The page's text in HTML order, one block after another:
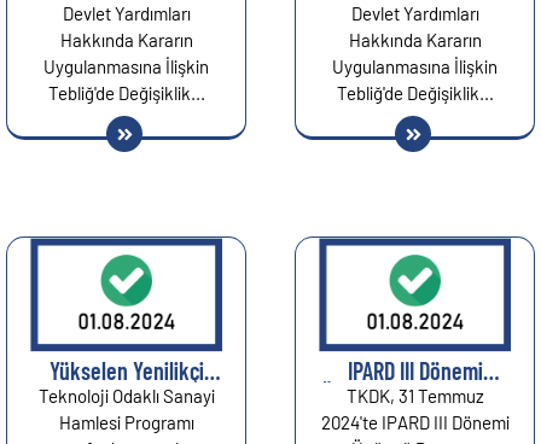
Devlet Yardımları
Hakkında Kararın
Uygulanmasına İlişkin
Tebliğ'de Değişiklik...
Devlet Yardımları
Hakkında Kararın
Uygulanmasına İlişkin
Tebliğ'de Değişiklik...
Yükselen Yenilikçi
Teknolojiler Çağrısı:
Teknoloji Odaklı
Teknoloji Odaklı Sanayi
Hamlesi Programı
IPARD III Dönemi
Üçüncü Başvuru Çağrı
İlanı: Süt, Et ve
TKDK, 31 Temmuz
2024'te IPARD III Dönemi